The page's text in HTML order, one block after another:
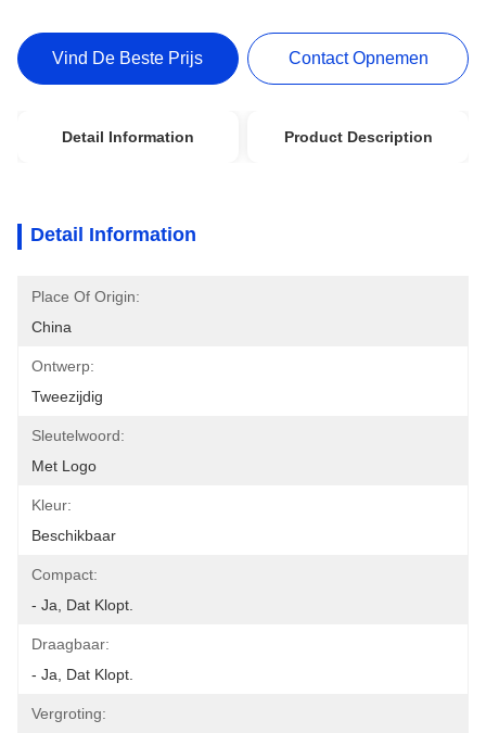
Vind De Beste Prijs Contact Opnemen
Detail Information Product Description
Detail Information
Place Of Origin:
China
Ontwerp:
Tweezijdig
Sleutelwoord:
Met Logo
Kleur:
Beschikbaar
Compact:
- Ja, Dat Klopt.
Draagbaar:
- Ja, Dat Klopt.
Vergroting: